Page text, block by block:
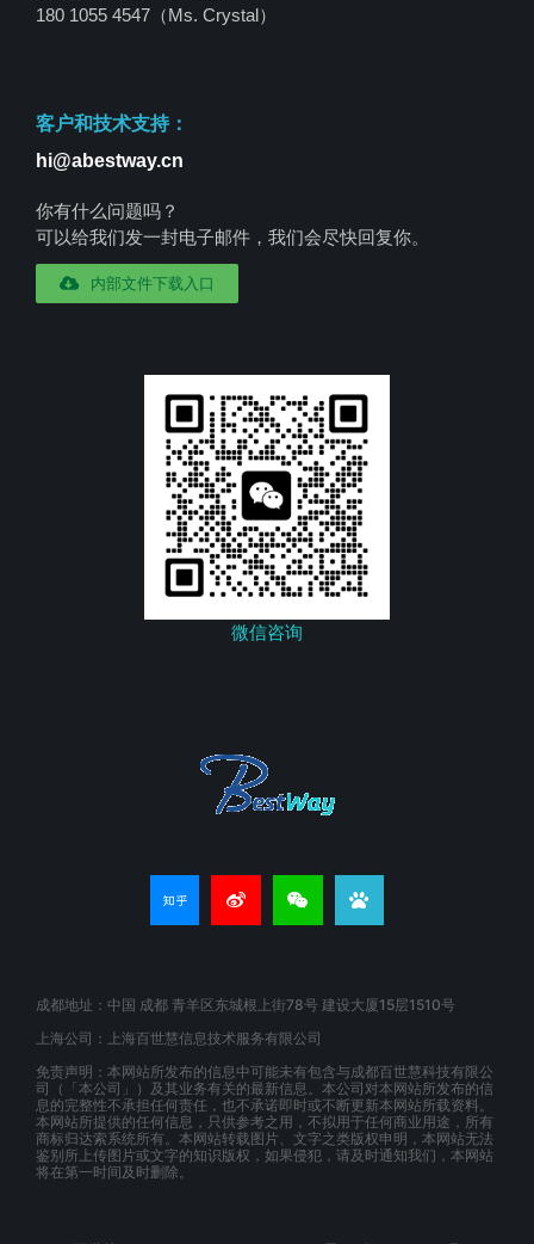
180 1055 4547 （Ms. Crystal）
客户和技术支持：
hi@abestway.cn
你有什么问题吗？
可以给我们发一封电子邮件，我们会尽快回复你。
内部文件下载入口
微信咨询
成都地址：中国 成都 青羊区东城根上街78号 建设大厦15层1510号
上海公司：上海百世慧信息技术服务有限公司
免责声明：本网站所发布的信息中可能未有包含与成都百世慧科技有限公
司（「本公司」）及其业务有关的最新信息。本公司对本网站所发布的信
息的完整性不承担任何责任，也不承诺即时或不断更新本网站所载资料。
本网站所提供的任何信息，只供参考之用，不拟用于任何商业用途，所有
商标归达索系统所有。本网站转载图片、文字之类版权申明，本网站无法
鉴别所上传图片或文字的知识版权，如果侵犯，请及时通知我们，本网站
将在第一时间及时删除。